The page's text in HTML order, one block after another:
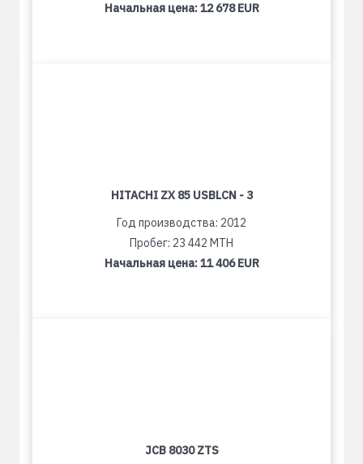
Начальная цена:12 678 EUR
HITACHI ZX 85 USBLCN - 3
Год производства: 2012
Пробег: 23 442 MTH
Начальная цена:11 406 EUR
JCB 8030 ZTS